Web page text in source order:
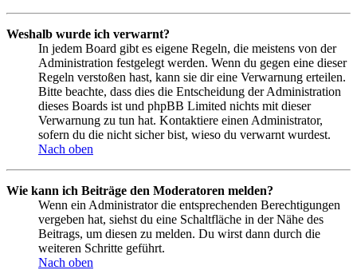
Weshalb wurde ich verwarnt?
In jedem Board gibt es eigene Regeln, die meistens von der
Administration festgelegt werden. Wenn du gegen eine dieser
Regeln verstoßen hast, kann sie dir eine Verwarnung erteilen.
Bitte beachte, dass dies die Entscheidung der Administration
dieses Boards ist und phpBB Limited nichts mit dieser
Verwarnung zu tun hat. Kontaktiere einen Administrator,
sofern du die nicht sicher bist, wieso du verwarnt wurdest.
Nach oben
Wie kann ich Beiträge den Moderatoren melden?
Wenn ein Administrator die entsprechenden Berechtigungen
vergeben hat, siehst du eine Schaltfläche in der Nähe des
Beitrags, um diesen zu melden. Du wirst dann durch die
weiteren Schritte geführt.
Nach oben